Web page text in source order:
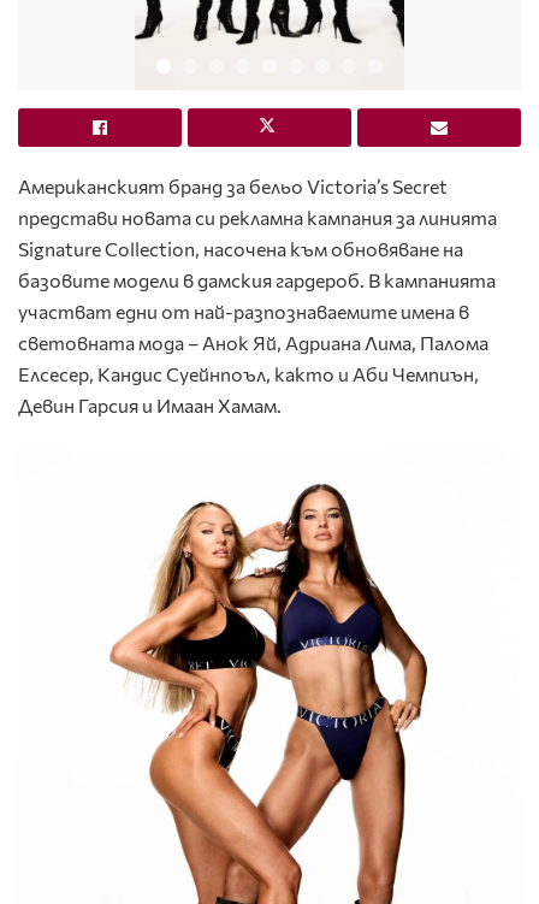
Американският бранд за бельо Victoria’s Secret
представи новата си рекламна кампания за линията
Signature Collection, насочена към обновяване на
базовите модели в дамския гардероб. В кампанията
участват едни от най-разпознаваемите имена в
световната мода – Анок Яй, Адриана Лима, Палома
Елсесер, Кандис Суейнпоъл, както и Аби Чемпиън,
Девин Гарсия и Имаан Хамам.